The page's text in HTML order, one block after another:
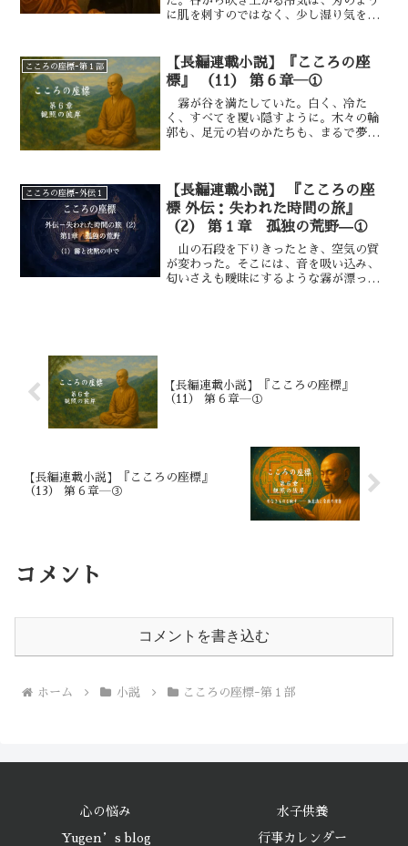
線ではなく、感じられ方なのです。観照
に肌を刺すのではなく、少し湿り気を帯
だけが白く起き上がろうとしていた。
眼下の川は、銀の紐のように蛇行してい
る。川面に貼りついた薄氷はところどこ
ろ割れて、流れの速い筋だけが黒々と露
わになっていた。 川沿いに並ぶ畑は、
枯れた茎や支柱の影が斜めに伸び、とこ
短い鳴き声が、間を置いて二度、三度と
響いた。
こころの座標ｰ第１部
【長編連載小説】『こころの座
標』 （11） 第６章―①
霧が谷を満たしていた。白く、冷た
く、すべてを覆い隠すように。木々の輪
郭も、足元の岩のかたちも、まるで夢の
要なかったのかもしれない。霧の静けさ
は、言語が入り込む余地を与えない。風
も止み、ただ足音と、衣ずれの音だけ
が、時間の底をゆっくりと流れていた。
こころの座標ｰ外伝１
【長編連載小説】 『こころの座
標 外伝：失われた時間の旅』
（2） 第１章 孤独の荒野—①
山の石段を下りきったとき、空気の質
が変わった。そこには、音を吸い込み、
匂いさえも曖昧にするような霧が漂って
には、通常なら鳥や獣の気配があるはず
だ。だがここでは、それらの生命のざわ
【長編連載小説】『こころの座標』
（11） 第６章―①
【長編連載小説】『こころの座標』
（13） 第６章―③
コメント
コメントを書き込む
ホーム 小説 こころの座標ｰ第１部
心の悩み 水子供養
Yugen’s blog 行事カレンダー